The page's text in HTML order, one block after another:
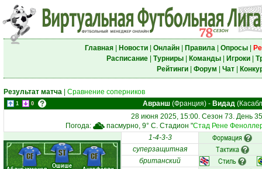
Главная| Новости| Онлайн| Правила| Опросы|
Расписание| Турниры| Команды| Игроки|
Рейтинги| Форум Чат|
Результат матча Сравнение соперников
1 0 Авранш(Франция)- Видад
28 июня 2025, 15:00. Сезон 73. День
Погода:
пасмурно, 9° C. Стадион "Стад Рене
Ошише
CF ST CF
1-4-3-3 Формация
суперзащитная Тактика
британский Стиль